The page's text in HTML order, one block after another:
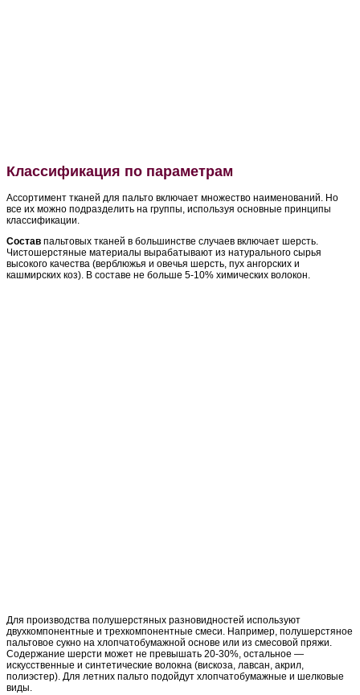
Классификация по параметрам
Ассортимент тканей для пальто включает множество наименований. Но
все их можно подразделить на группы, используя основные принципы
классификации.
Состав пальтовых тканей в большинстве случаев включает шерсть.
Чистошерстяные материалы вырабатывают из натурального сырья
высокого качества (верблюжья и овечья шерсть, пух ангорских и
кашмирских коз). В составе не больше 5-10% химических волокон.
Для производства полушерстяных разновидностей используют
двухкомпонентные и трехкомпонентные смеси. Например, полушерстяное
пальтовое сукно на хлопчатобумажной основе или из смесовой пряжи.
Содержание шерсти может не превышать 20-30%, остальное —
искусственные и синтетические волокна (вискоза, лавсан, акрил,
полиэстер). Для летних пальто подойдут хлопчатобумажные и шелковые
виды.